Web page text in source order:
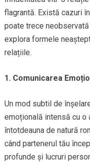
flagrantă. Există cazuri
poate trece
explora formele
relațiile.
1. Comunicarea
Un mod subtil de
emoțională intensă cu o
întotdeauna de natură
când partenerul tău
profunde și lucruri